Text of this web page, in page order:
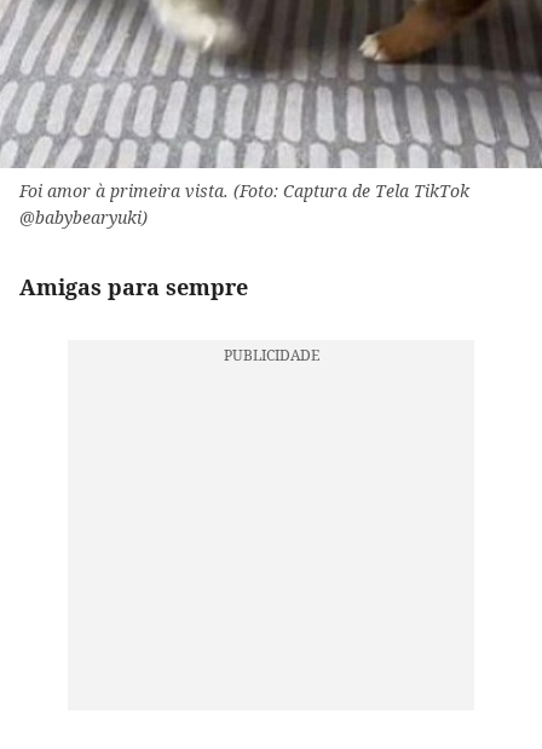
Foi amor à primeira vista. (Foto: Captura de Tela TikTok
@babybearyuki)
Amigas para sempre